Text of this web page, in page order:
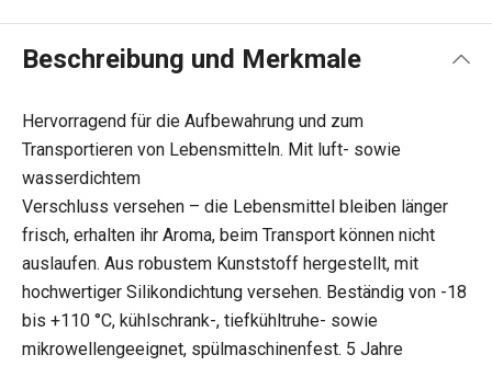
Beschreibung und Merkmale
Hervorragend für die Aufbewahrung und zum
Transportieren von Lebensmitteln. Mit luft- sowie
wasserdichtem
Verschluss versehen – die Lebensmittel bleiben länger
frisch, erhalten ihr Aroma, beim Transport können nicht
auslaufen. Aus robustem Kunststoff hergestellt, mit
hochwertiger Silikondichtung versehen. Beständig von -18
bis +110 °C, kühlschrank-, tiefkühltruhe- sowie
mikrowellengeeignet, spülmaschinenfest. 5 Jahre